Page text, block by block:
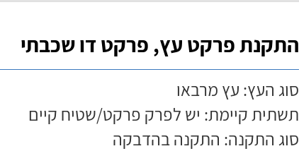
התקנת פרקט עץ, פרקט דו שכבתי
סוג העץ: עץ מרבאו
תשתית קיימת: יש לפרק פרקט/שטיח קיים
סוג התקנה: התקנה בהדבקה